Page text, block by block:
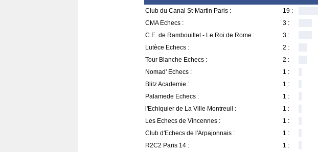
Club du Canal St-Martin Paris :
19 :
CMA Echecs :
3 :
C.E. de Rambouillet - Le Roi de Rome :
3 :
Lutèce Echecs :
2 :
Tour Blanche Echecs :
2 :
Nomad' Echecs :
1 :
Blitz Academie :
1 :
Palamede Echecs :
1 :
l'Echiquier de La Ville Montreuil :
1 :
Les Echecs de Vincennes :
1 :
Club d'Echecs de l'Arpajonnais :
1 :
R2C2 Paris 14 :
1 :